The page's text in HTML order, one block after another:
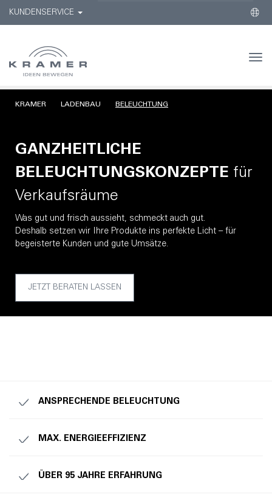
KUNDENSERVICE
KRAMER LADENBAU BELEUCHTUNG
GANZHEITLICHE
BELEUCHTUNGSKONZEPTE für
Verkaufsräume
Was gut und frisch aussieht, schmeckt auch gut.
Deshalb setzen wir Ihre Produkte ins perfekte Licht – für
begeisterte Kunden und gute Umsätze.
JETZT BERATEN LASSEN
ANSPRECHENDE BELEUCHTUNG
MAX. ENERGIEEFFIZIENZ
ÜBER 95 JAHRE ERFAHRUNG